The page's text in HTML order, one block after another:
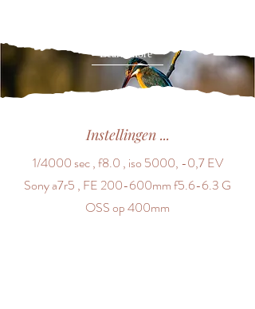
Learn more
Instellingen ...
1/4000 sec , f8.0 , iso 5000, -0,7 EV
Sony a7r5 , FE 200-600mm f5.6-6.3 G
OSS op 400mm